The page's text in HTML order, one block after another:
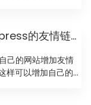
的友情链接功能
己的网站增加友情
样可以增加自己的排